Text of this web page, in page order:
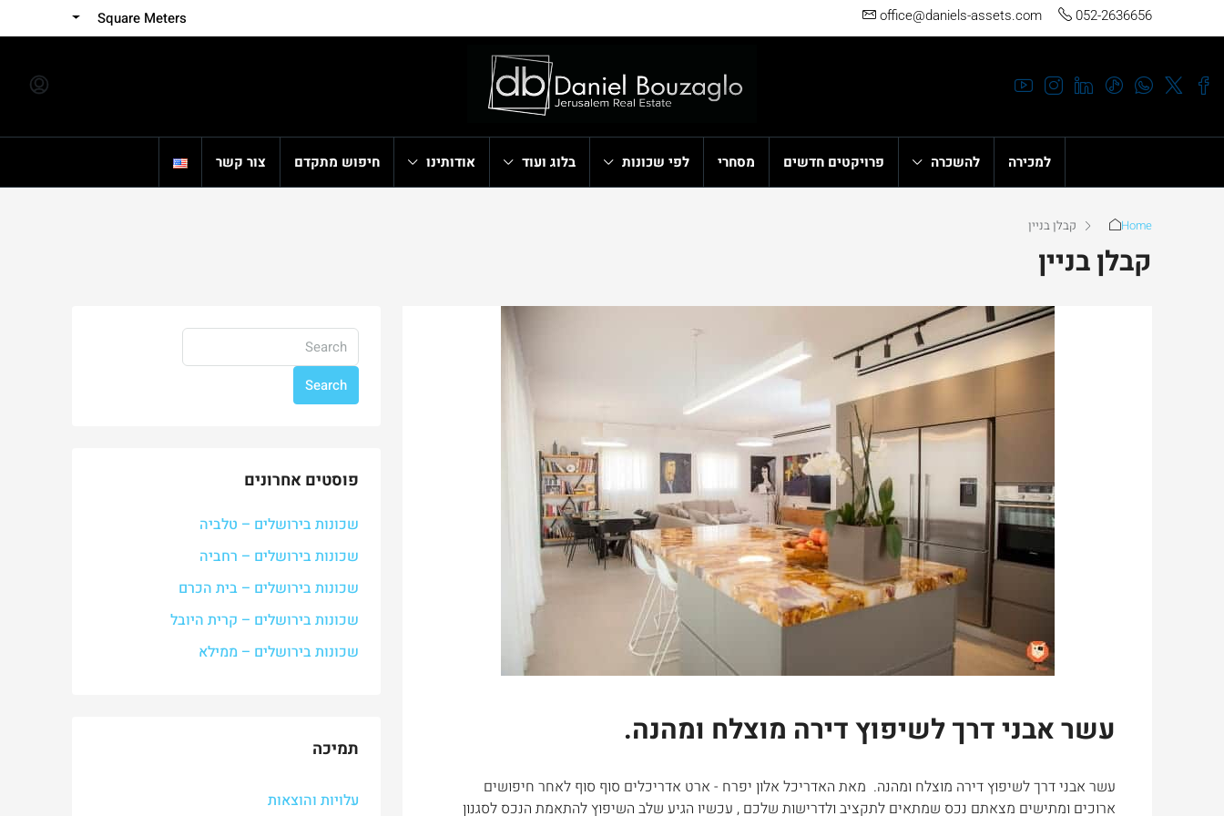
052-2636656
office@daniels-assets.com
Square Meters
למכירה להשכרה פרויקטים חדשים מסחרי לפי שכונות בלוג ועוד אודותינו חיפוש מתקדם צור קשר
Home קבלן בניין
קבלן בניין
עשר אבני דרך לשיפוץ דירה מוצלח ומהנה.
עשר אבני דרך לשיפוץ דירה מוצלח ומהנה. מאת האדריכל אלון יפרח - ארט אדריכלים סוף סוף לאחר חיפושים
ארוכים ומתישים מצאתם נכס שמתאים לתקציב ולדרישות שלכם , עכשיו הגיע שלב השיפוץ להתאמת הנכס לסגנון
Search
פוסטים אחרונים
שכונות בירושלים – טלביה
שכונות בירושלים – רחביה
שכונות בירושלים – בית הכרם
שכונות בירושלים – קרית היובל
שכונות בירושלים – ממילא
תמיכה
עלויות והוצאות